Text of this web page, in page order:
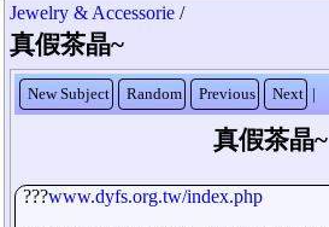
Jewelry & Accessorie /
真假茶晶~
New Subject Random Previous Next |
真假茶晶~
???www.dyfs.org.tw/index.php